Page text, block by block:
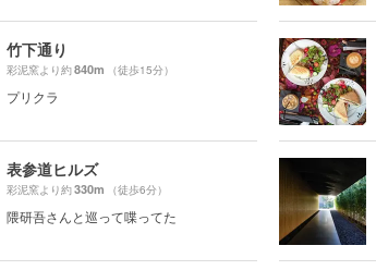
竹下通り
彩泥窯より約840m （徒歩15分）
プリクラ
表参道ヒルズ
彩泥窯より約330m （徒歩6分）
隈研吾さんと巡って喋ってた